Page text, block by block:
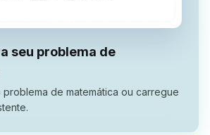
seu problema de
de matemática ou carregue